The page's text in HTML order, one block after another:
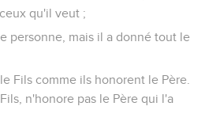
qu'il veut ;
personne, mais il a donné tout le
Fils comme ils honorent le Père.
n'honore pas le Père qui l'a